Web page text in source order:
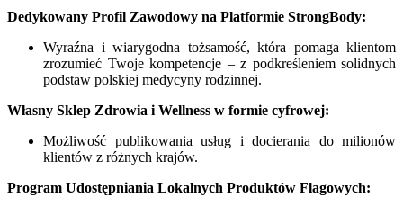
Dedykowany Profil Zawodowy na Platformie StrongBody:
Wyraźna i wiarygodna tożsamość, która pomaga klientom
zrozumieć Twoje kompetencje – z podkreśleniem solidnych
podstaw polskiej medycyny rodzinnej.
Własny Sklep Zdrowia i Wellness w formie cyfrowej:
Możliwość publikowania usług i docierania do milionów
klientów z różnych krajów.
Program Udostępniania Lokalnych Produktów Flagowych: